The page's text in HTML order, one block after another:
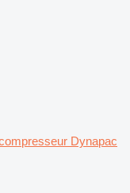
Dynapac